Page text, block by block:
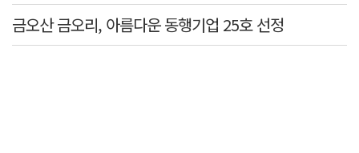
금오산 금오리, 아름다운 동행기업 25호 선정